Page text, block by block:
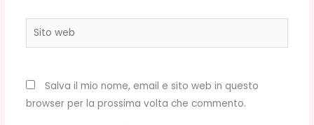
Sito
web
Salva il mio nome, email e sito web in questo
browser per la prossima volta che commento.